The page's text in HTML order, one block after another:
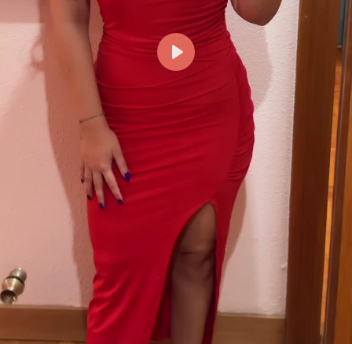
Reproducir